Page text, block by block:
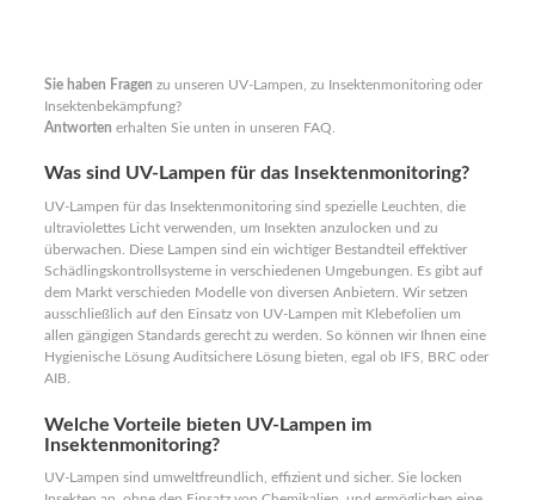
Sie haben Fragenzu unseren UV-Lampen, zu Insektenmonitoring oder
Insektenbekämpfung?
Antworten erhalten Sie unten in unseren FAQ.
Was sind UV-Lampen für das Insektenmonitoring?
UV-Lampen für das Insektenmonitoring sind spezielle Leuchten, die
ultraviolettes Licht verwenden, um Insekten anzulocken und zu
überwachen. Diese Lampen sind ein wichtiger Bestandteil effektiver
Schädlingskontrollsysteme in verschiedenen Umgebungen. Es gibt auf
dem Markt verschieden Modelle von diversen Anbietern. Wir setzen
ausschließlich auf den Einsatz von UV-Lampen mit Klebefolien um
allen gängigen Standards gerecht zu werden. So können wir Ihnen eine
Hygienische Lösung Auditsichere Lösung bieten, egal ob IFS, BRC oder
AIB.
Welche Vorteile bieten UV-Lampen im
Insektenmonitoring?
UV-Lampen sind umweltfreundlich, effizient und sicher. Sie locken